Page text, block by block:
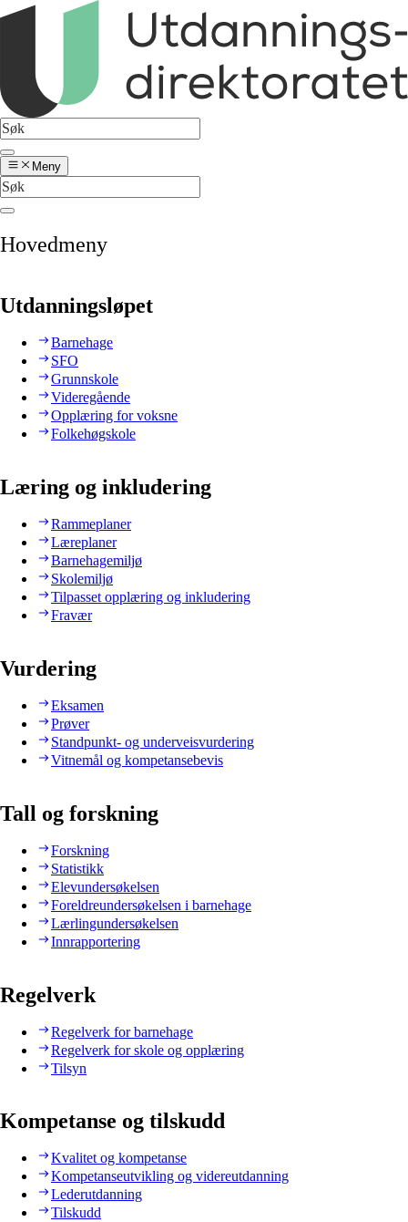
Meny
Hovedmeny
Utdanningsløpet
Barnehage
SFO
Grunnskole
Videregående
Opplæring for voksne
Folkehøgskole
Læring og inkludering
Rammeplaner
Læreplaner
Barnehagemiljø
Skolemiljø
Tilpasset opplæring og inkludering
Fravær
Vurdering
Eksamen
Prøver
Standpunkt- og underveisvurdering
Vitnemål og kompetansebevis
Tall og forskning
Forskning
Statistikk
Elevundersøkelsen
Foreldreundersøkelsen i barnehage
Lærlingundersøkelsen
Innrapportering
Regelverk
Regelverk for barnehage
Regelverk for skole og opplæring
Tilsyn
Kompetanse og tilskudd
Kvalitet og kompetanse
Kompetanseutvikling og videreutdanning
Lederutdanning
Tilskudd